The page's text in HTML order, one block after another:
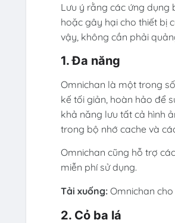
Lưu ý rằng các ứng dụng
hoặc gây hại cho thiết bị
vậy, không cần phải
1. Đa năng
Omnichan là một trong
kế tối giản, hoàn hảo để
khả năng lưu tất cả hình
trong bộ nhớ cache và
Omnichan cũng hỗ trợ
miễn phí sử dụng.
Tải xuống:Omnichan cho
2. Cỏ ba lá